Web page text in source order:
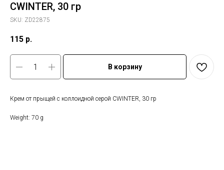
CWINTER, 30 гр
SKU: ZD22875
115 р.
В корзину
Крем от прыщей с коллоидной серой CWINTER, 30 гр
Weight: 70 g